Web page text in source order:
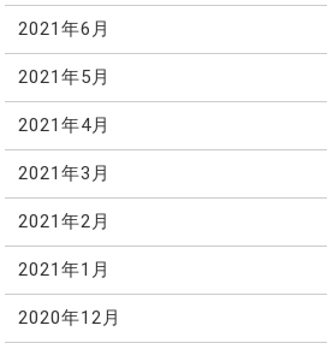
2021年6月
2021年5月
2021年4月
2021年3月
2021年2月
2021年1月
2020年12月